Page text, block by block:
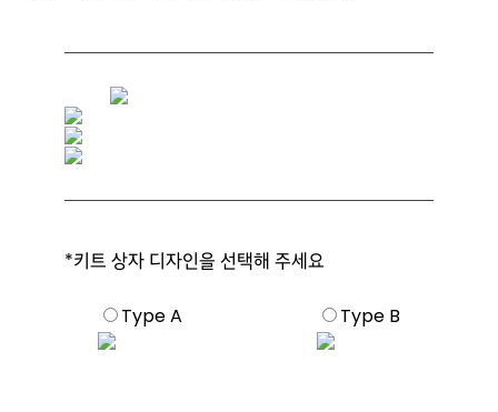
*키트 상자 디자인을 선택해 주세요
Type A Type B